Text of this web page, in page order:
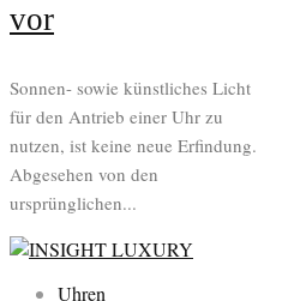
vor
Sonnen- sowie künstliches Licht
für den Antrieb einer Uhr zu
nutzen, ist keine neue Erfindung.
Abgesehen von den
ursprünglichen...
Uhren